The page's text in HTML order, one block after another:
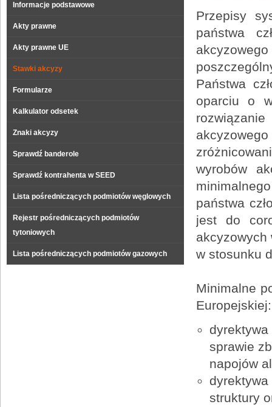
Informacje podstawowe
Akty prawne
Akty prawne UE
Stawki akcyzy
Formularze
Kalkulator odsetek
Znaki akcyzy
Sprawdź banderole
Sprawdź kontrahenta w SEED
Lista pośredniczących podmiotów węglowych
Rejestr pośredniczących podmiotów
tytoniowych
Lista pośredniczących podmiotów gazowych
Przepisy
państwa
Państwa
oparciu o
wyrobów
państwa
jest do
akcyzowych
w stosunku
Minimalne
Europejskiej:
sprawie
napojów
dyrektywa
struktury